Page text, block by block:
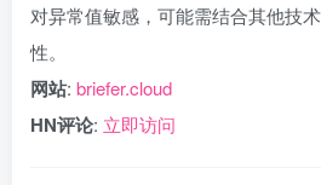
对异常值敏感，可能需结合其他技
性。
网站: briefer.cloud
HN评论: 立即访问